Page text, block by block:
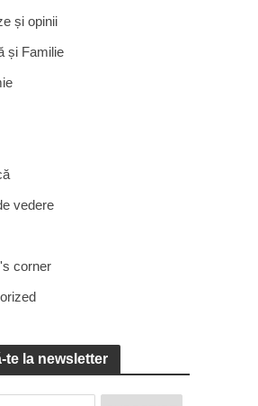
și opinii
și Familie
vedere
corner
te la newsletter